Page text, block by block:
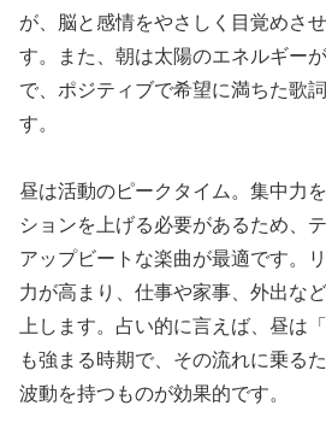
が、脳と感情をやさしく目覚めさ
す。また、朝は太陽のエネルギー
で、ポジティブで希望に満ちた歌
す。
昼は活動のピークタイム。集中力
ションを上げる必要があるため、
アップビートな楽曲が最適です。
力が高まり、仕事や家事、外出な
上します。占い的に言えば、昼は
も強まる時期で、その流れに乗る
波動を持つものが効果的です。